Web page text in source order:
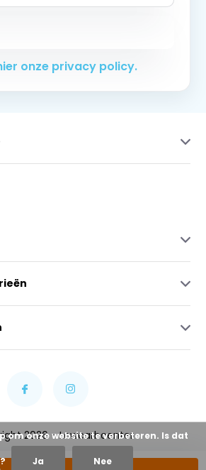
onze privacy policy.
2026 - Lowcarbcenter
om onze website te verbeteren. Is dat
Ja Nee